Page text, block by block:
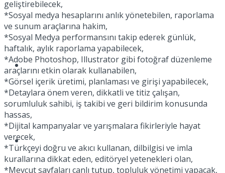
Sinema
Tatil
geliştirebilecek,
*Sosyal medya hesaplarını anlık yönetebilen, raporlama
ve sunum araçlarına hakim,
*Sosyal Medya performansını takip ederek günlük,
haftalık, aylık raporlama yapabilecek,
*Adobe Photoshop, Illustrator gibi fotoğraf düzenleme
araçlarını etkin olarak kullanabilen,
*Görsel içerik üretimi, planlaması ve girişi yapabilecek,
*Detaylara önem veren, dikkatli ve titiz çalışan,
sorumluluk sahibi, iş takibi ve geri bildirim konusunda
hassas,
*Dijital kampanyalar ve yarışmalara fikirleriyle hayat
verecek,
*Türkçeyi doğru ve akıcı kullanan, dilbilgisi ve imla
kurallarına dikkat eden, editöryel yetenekleri olan,
*Mevcut sayfaları canlı tutup, topluluk yönetimi yapacak,